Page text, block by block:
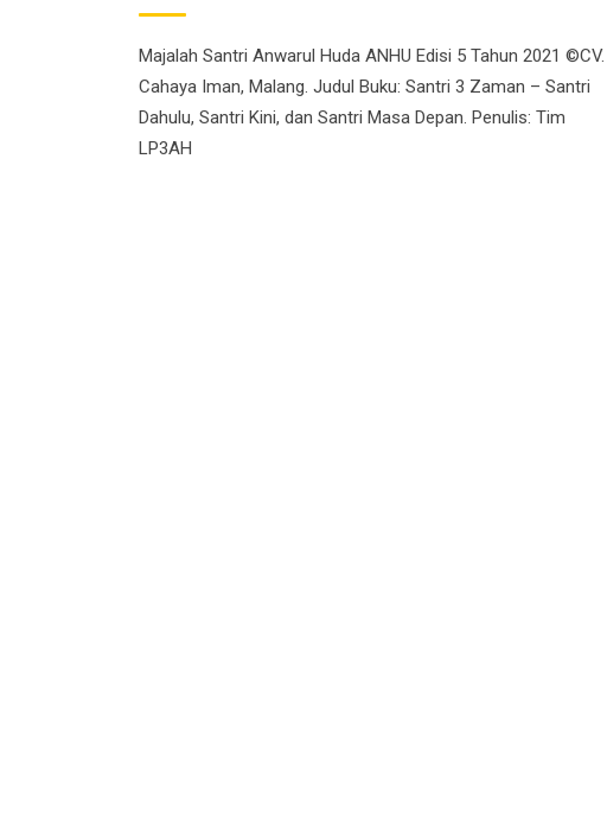
Majalah Santri Anwarul Huda ANHU Edisi 5 Tahun 2021 ©CV.
Cahaya Iman, Malang. Judul Buku: Santri 3 Zaman – Santri
Dahulu, Santri Kini, dan Santri Masa Depan. Penulis: Tim
LP3AH